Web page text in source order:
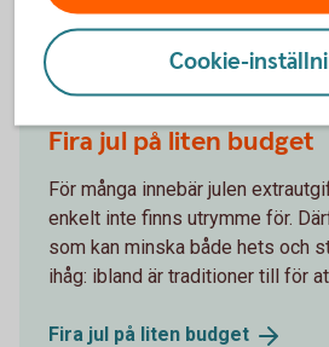
Andra läser också
Fira jul på liten budget
För många innebär julen
enkelt inte finns utrymme för.
som kan minska både hets och
ihåg: ibland är traditioner till för
Fira jul på liten budget
Cookie-